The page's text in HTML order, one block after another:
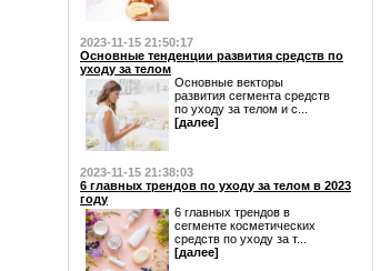
2023-11-15 21:50:17
Основные тенденции развития средств по
уходу за телом
Основные векторы
развития сегмента средств
по уходу за телом и с...
[далее]
2023-11-15 21:38:03
6 главных трендов по уходу за телом в 2023
году
6 главных трендов в
сегменте косметических
средств по уходу за т...
[далее]